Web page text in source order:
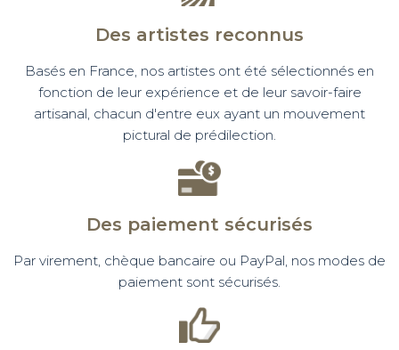
Des artistes reconnus
Basés en France, nos artistes ont été sélectionnés en
fonction de leur expérience et de leur savoir-faire
artisanal, chacun d'entre eux ayant un mouvement
pictural de prédilection.
Des paiement sécurisés
Par virement, chèque bancaire ou PayPal, nos modes de
paiement sont sécurisés.